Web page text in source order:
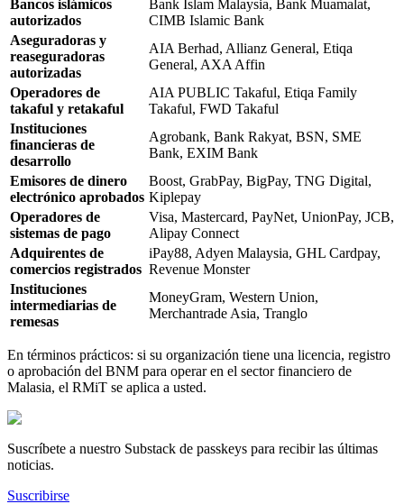
Bancos islámicos
autorizados
Bank Islam Malaysia, Bank Muamalat,
CIMB Islamic Bank
Aseguradoras y
reaseguradoras
autorizadas
AIA Berhad, Allianz General, Etiqa
General, AXA Affin
Operadores de
takaful y retakaful
AIA PUBLIC Takaful, Etiqa Family
Takaful, FWD Takaful
Instituciones
financieras de
desarrollo
Agrobank, Bank Rakyat, BSN, SME
Bank, EXIM Bank
Emisores de dinero
electrónico aprobados
Boost, GrabPay, BigPay, TNG Digital,
Kiplepay
Operadores de
sistemas de pago
Visa, Mastercard, PayNet, UnionPay, JCB,
Alipay Connect
Adquirentes de
comercios registrados
iPay88, Adyen Malaysia, GHL Cardpay,
Revenue Monster
Instituciones
intermediarias de
remesas
MoneyGram, Western Union,
Merchantrade Asia, Tranglo
En términos prácticos: si su organización tiene una licencia, registro
o aprobación del BNM para operar en el sector financiero de
Malasia, el RMiT se aplica a usted.
Suscríbete a nuestro Substack de passkeys para recibir las últimas
noticias.
Suscribirse